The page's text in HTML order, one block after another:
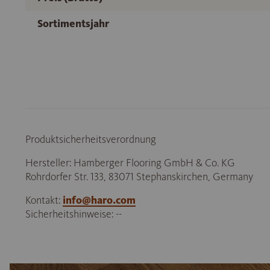
Sortimentsjahr
Produktsicherheitsverordnung
Hersteller: Hamberger Flooring GmbH & Co. KG
Rohrdorfer Str. 133, 83071 Stephanskirchen, Germany
Kontakt: info@haro.com
Sicherheitshinweise: --